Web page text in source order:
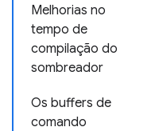
Melhorias no
tempo de
compilação do
sombreador
Os buffers de
comando